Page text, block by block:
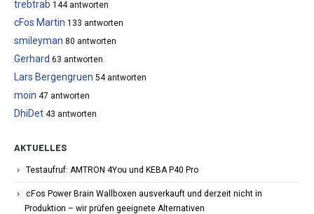
trebtrab 144 antworten
cFos Martin 133 antworten
smileyman 80 antworten
Gerhard 63 antworten
Lars Bergengruen 54 antworten
moin 47 antworten
DhiDet 43 antworten
AKTUELLES
Testaufruf: AMTRON 4You und KEBA P40 Pro
cFos Power Brain Wallboxen ausverkauft und derzeit nicht in
Produktion – wir prüfen geeignete Alternativen